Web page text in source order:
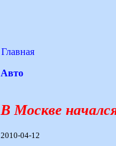
Главная
Авто
В Москве
2010-04-12